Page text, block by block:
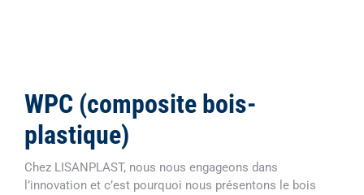
WPC (composite bois-
plastique)
Chez LISANPLAST, nous nous engageons dans
l’innovation et c’est pourquoi nous présentons le bois